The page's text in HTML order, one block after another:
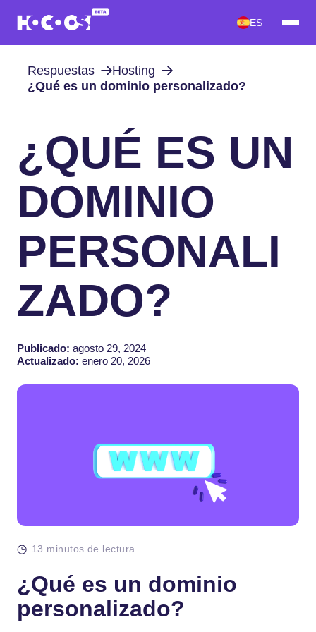
ES
Respuestas
Hosting
¿Qué es un dominio personalizado?
¿QUÉ ES UN
DOMINIO
PERSONALI
ZADO?
Publicado: agosto 29, 2024
Actualizado: enero 20, 2026
13 minutos de lectura
¿Qué es un dominio
personalizado?